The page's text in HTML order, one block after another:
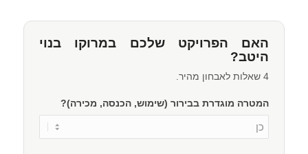
האם הפרויקט שלכם במרוקו בנוי
היטב?
4 שאלות לאבחון מהיר.
המטרה מוגדרת בבירור (שימוש, הכנסה, מכירה)?